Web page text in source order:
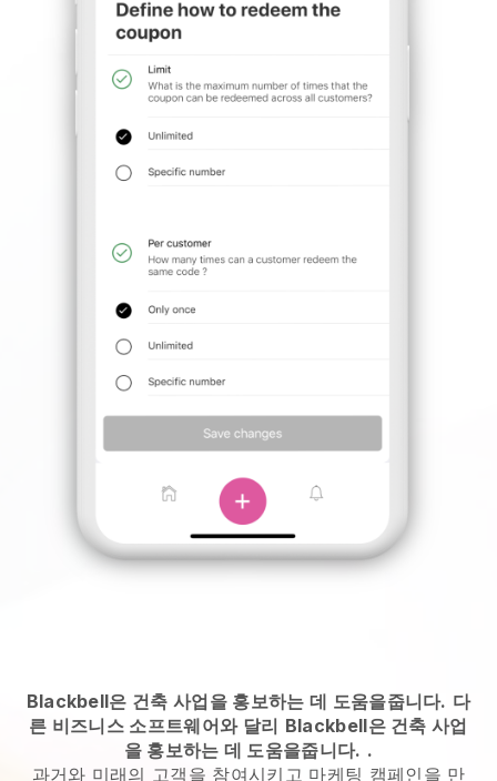
Blackbell은 건축 사업을 홍보하는 데 도움을줍니다. 다
른 비즈니스 소프트웨어와 달리 Blackbell은 건축 사업
을 홍보하는 데 도움을줍니다. .
과거와 미래의 고객을 참여시키고 마케팅 캠페인을 만